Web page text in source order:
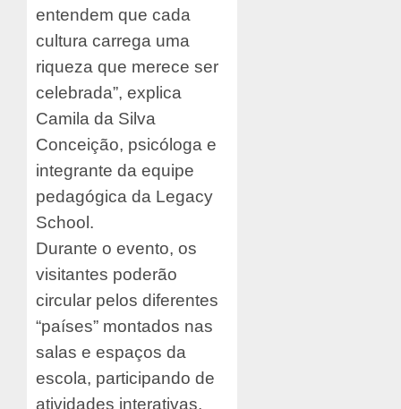
entendem que cada
cultura carrega uma
riqueza que merece ser
celebrada”, explica
Camila da Silva
Conceição, psicóloga e
integrante da equipe
pedagógica da Legacy
School.
Durante o evento, os
visitantes poderão
circular pelos diferentes
“países” montados nas
salas e espaços da
escola, participando de
atividades interativas,